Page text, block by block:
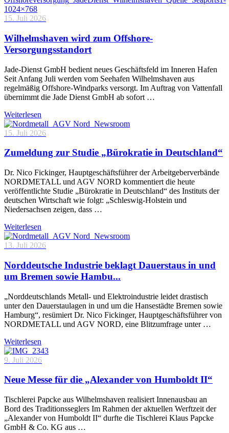
15. Juli 2026
Wilhelmshaven wird zum Offshore-
Versorgungsstandort
Jade-Dienst GmbH bedient neues Geschäftsfeld im Inneren Hafen
Seit Anfang Juli werden vom Seehafen Wilhelmshaven aus
regelmäßig Offshore-Windparks versorgt. Im Auftrag von Vattenfall
übernimmt die Jade Dienst GmbH ab sofort …
Weiterlesen
15. Juli 2026
Zumeldung zur Studie „Bürokratie in Deutschland“
Dr. Nico Fickinger, Hauptgeschäftsführer der Arbeitgeberverbände
NORDMETALL und AGV NORD kommentiert die heute
veröffentlichte Studie „Bürokratie in Deutschland“ des Instituts der
deutschen Wirtschaft wie folgt: „Schleswig-Holstein und
Niedersachsen zeigen, dass …
Weiterlesen
13. Juli 2026
Norddeutsche Industrie beklagt Dauerstaus in und
um Bremen sowie Hambu...
„Norddeutschlands Metall- und Elektroindustrie leidet drastisch
unter den Dauerstaulagen in und um die Hansestädte Bremen sowie
Hamburg“, resümiert Dr. Nico Fickinger, Hauptgeschäftsführer von
NORDMETALL und AGV NORD, eine Blitzumfrage unter …
Weiterlesen
9. Juli 2026
Neue Messe für die „Alexander von Humboldt II“
Tischlerei Papcke aus Wilhelmshaven realisiert Innenausbau an
Bord des Traditionsseglers Im Rahmen der aktuellen Werftzeit der
„Alexander von Humboldt II“ durfte die Tischlerei Klaus Papcke
GmbH & Co. KG aus …